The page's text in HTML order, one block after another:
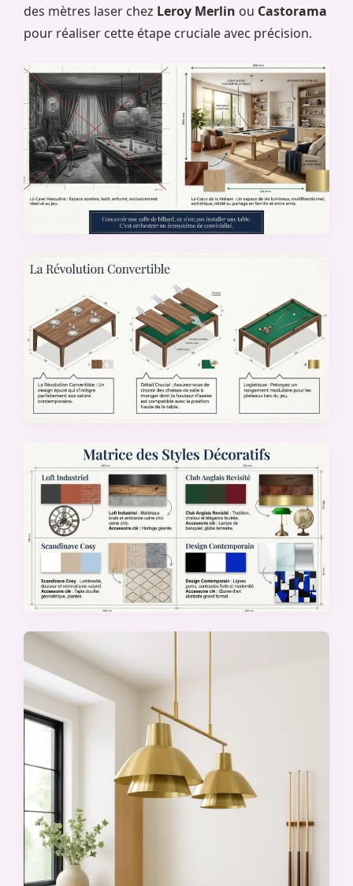
des mètres laser chez Leroy Merlin ou Castorama
pour réaliser cette étape cruciale avec précision.